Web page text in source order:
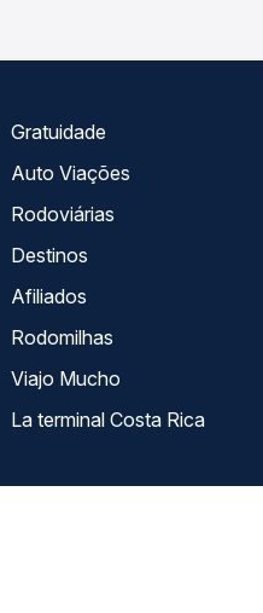
Gratuidade
Auto Viações
Rodoviárias
Destinos
Afiliados
Rodomilhas
Viajo Mucho
La terminal Costa Rica